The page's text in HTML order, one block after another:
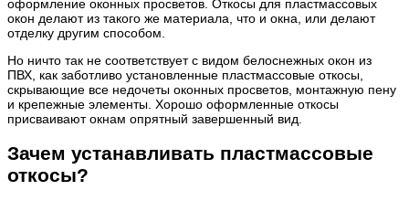
оформление оконных просветов. Откосы для пластмассовых
окон делают из такого же материала, что и окна, или делают
отделку другим способом.
Но ничто так не соответствует с видом белоснежных окон из
ПВХ, как заботливо установленные пластмассовые откосы,
скрывающие все недочеты оконных просветов, монтажную пену
и крепежные элементы. Хорошо оформленные откосы
присваивают окнам опрятный завершенный вид.
Зачем устанавливать пластмассовые
откосы?